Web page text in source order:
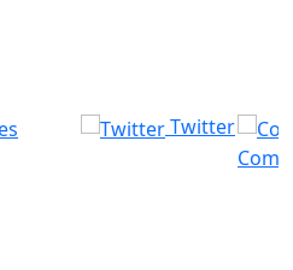
Twitter
Com